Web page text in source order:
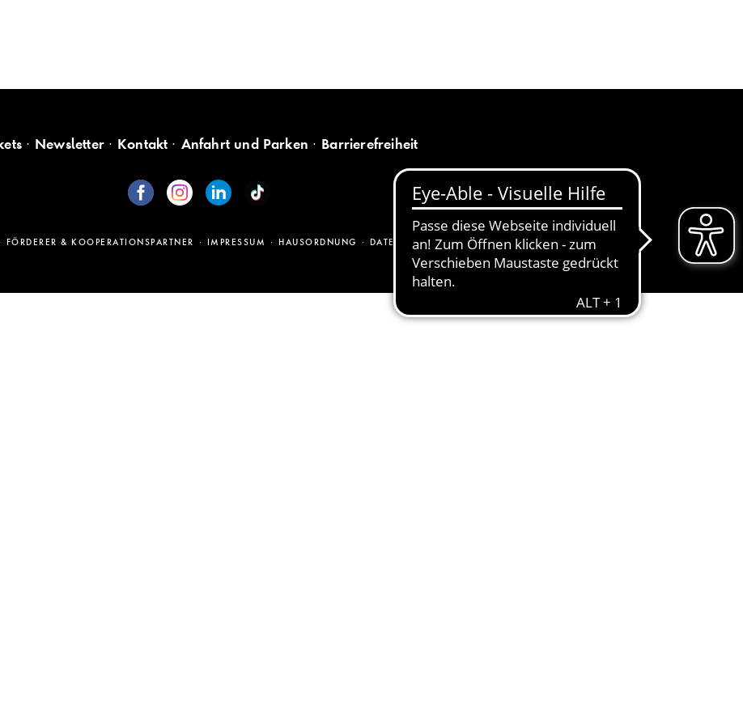
Newsletter Kontakt Anfahrt und Parken Barrierefreiheit
FÖRDERER & KOOPERATIONSPARTNER IMPRESSUM HAUSORDNUNG DATENSCHUTZ